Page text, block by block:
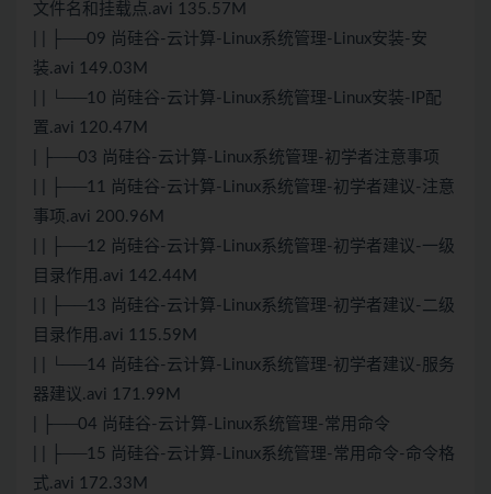
文件名和挂载点.avi 135.57M
| | ├──09 尚硅谷-云计算-Linux系统管理-Linux安装-安
装.avi 149.03M
| | └──10 尚硅谷-云计算-Linux系统管理-Linux安装-IP配
置.avi 120.47M
| ├──03 尚硅谷-云计算-Linux系统管理-初学者注意事项
| | ├──11 尚硅谷-云计算-Linux系统管理-初学者建议-注意
事项.avi 200.96M
| | ├──12 尚硅谷-云计算-Linux系统管理-初学者建议-一级
目录作用.avi 142.44M
| | ├──13 尚硅谷-云计算-Linux系统管理-初学者建议-二级
目录作用.avi 115.59M
| | └──14 尚硅谷-云计算-Linux系统管理-初学者建议-服务
器建议.avi 171.99M
| ├──04 尚硅谷-云计算-Linux系统管理-常用命令
| | ├──15 尚硅谷-云计算-Linux系统管理-常用命令-命令格
式.avi 172.33M